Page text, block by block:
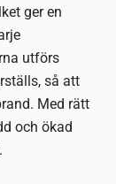
ger en
utförs
så att
Med rätt
och ökad